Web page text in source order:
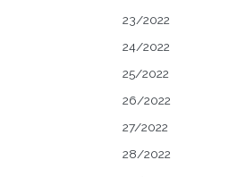
23/2022
24/2022
25/2022
26/2022
27/2022
28/2022